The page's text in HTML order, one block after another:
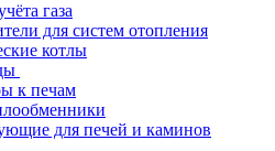
газа
для систем отопления
котлы
к печам
для печей и каминов